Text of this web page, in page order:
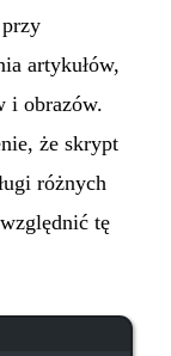
przy
artykułów,
i obrazów.
że skrypt
różnych
tę